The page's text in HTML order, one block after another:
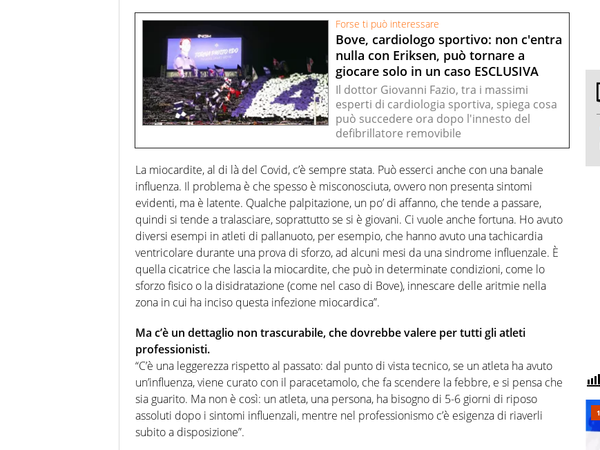
Forse ti può interessare
Bove, cardiologo sportivo: non c'entra
nulla con Eriksen, può tornare a
giocare solo in un caso ESCLUSIVA
Il dottor Giovanni Fazio, tra i massimi
esperti di cardiologia sportiva, spiega cosa
può succedere ora dopo l'innesto del
defibrillatore removibile
La miocardite, al di là del Covid, c’è sempre stata. Può esserci anche con una banale
influenza. Il problema è che spesso è misconosciuta, ovvero non presenta sintomi
evidenti, ma è latente. Qualche palpitazione, un po’ di affanno, che tende a passare,
quindi si tende a tralasciare, soprattutto se si è giovani. Ci vuole anche fortuna. Ho avuto
diversi esempi in atleti di pallanuoto, per esempio, che hanno avuto una tachicardia
ventricolare durante una prova di sforzo, ad alcuni mesi da una sindrome influenzale. È
quella cicatrice che lascia la miocardite, che può in determinate condizioni, come lo
sforzo fisico o la disidratazione (come nel caso di Bove), innescare delle aritmie nella
zona in cui ha inciso questa infezione miocardica”.
Ma c’è un dettaglio non trascurabile, che dovrebbe valere per tutti gli atleti
professionisti.
“C’è una leggerezza rispetto al passato: dal punto di vista tecnico, se un atleta ha avuto
un’influenza, viene curato con il paracetamolo, che fa scendere la febbre, e si pensa che
sia guarito. Ma non è così: un atleta, una persona, ha bisogno di 5-6 giorni di riposo
assoluti dopo i sintomi influenzali, mentre nel professionismo c’è esigenza di riaverli
subito a disposizione”.